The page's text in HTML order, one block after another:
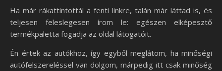
Ha már rákattintottál a fenti linkre, talán már láttad is, és
teljesen feleslegesen írom le: egészen elképesztő
termékpaletta fogadja az oldal látogatóit.
Én értek az autókhoz, így egyből meglátom, ha minőségi
autófelszereléssel van dolgom, márpedig itt csak minőség